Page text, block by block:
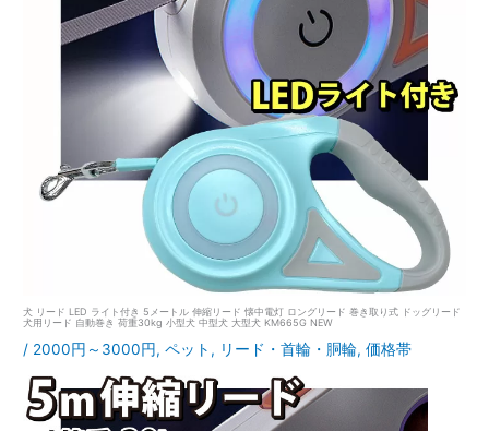
犬 リード LED ライト付き 5メートル 伸縮リード 懐中電灯 ロングリード 巻き取り式 ドッグリード
犬用リード 自動巻き 荷重30kg 小型犬 中型犬 大型犬 KM665G NEW
/ 2000円～3000円,ペット , リード・首輪・胴輪,価格帯